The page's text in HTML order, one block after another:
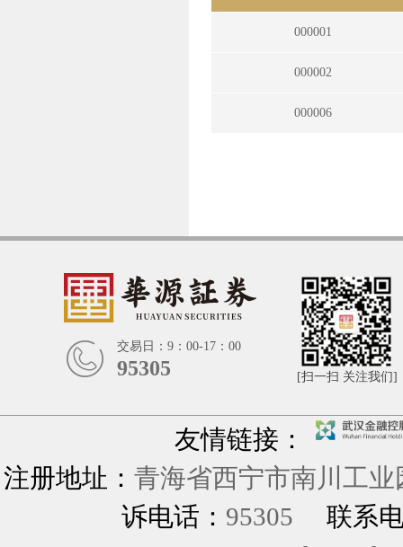
000001
000002
000006
交易日：9：00-17：00
95305 [扫一扫 关注我们]
友情链接：
注册地址： 青海省西宁市南川工
诉电话： 95305
联系